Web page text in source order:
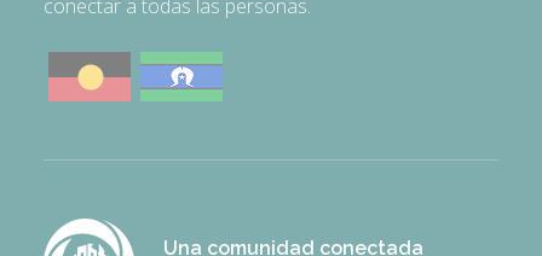
conectar a todas las personas.
Una comunidad conectada